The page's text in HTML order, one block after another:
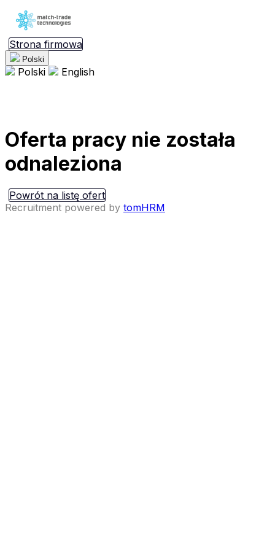
Strona firmowa
Polski
Polski English
Oferta pracy nie została
odnaleziona
Powrót na listę ofert
Recruitment powered by tomHRM